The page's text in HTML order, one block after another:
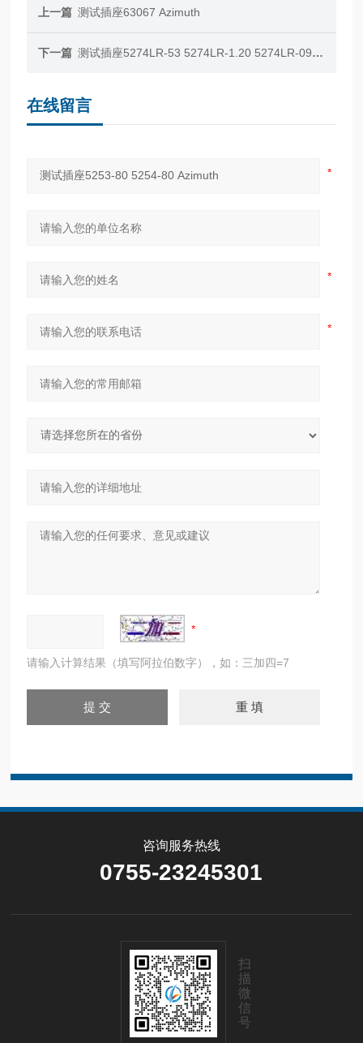
上一篇 测试插座63067 Azimuth
下一篇 测试插座5274LR-53 5274LR-1.20 5274LR-090 Azimuth
在线留言
请输入计算结果（填写阿拉伯数字），如：三加四=7
咨询服务热线
0755-23245301
扫
描
微
信
号